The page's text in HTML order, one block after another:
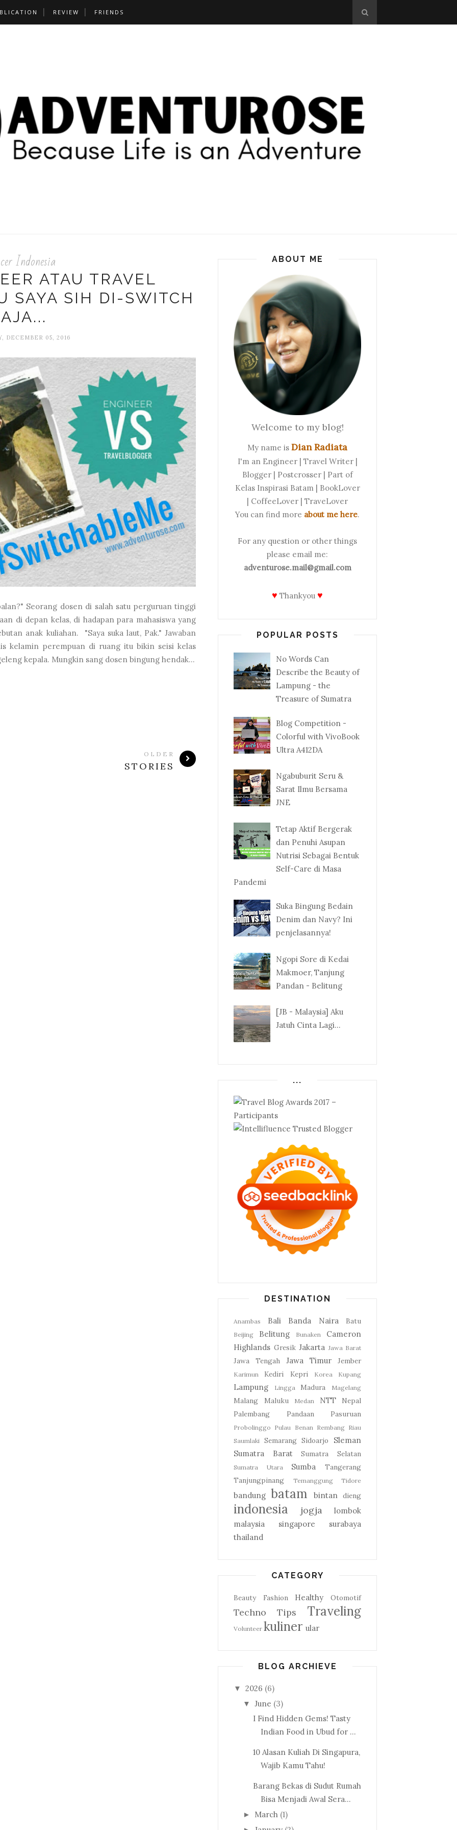
REVIEW FRIENDS
Indonesia
ATAU TRAVEL
SAYA SIH DI-SWITCH
AJA...
DECEMBER 05, 2016
Seorang dosen di salah satu perguruan tinggi
di depan kelas, di hadapan para mahasiswa yang
anak kuliahan. "Saya suka laut, Pak." Jawaban
kelamin perempuan di ruang itu bikin seisi kelas
kepala. Mungkin sang dosen bingung hendak...
OLDER
STORIES
ABOUT ME
Welcome to my blog!
My name is Dian Radiata
I'm an Engineer | Travel Writer |
Blogger | Postcrosser | Part of
Kelas Inspirasi Batam | BookLover
| CoffeeLover | TraveLover
You can find more about me here.
For any question or other things
please email me:
adventurose.mail@gmail.com
♥ Thankyou ♥
POPULAR POSTS
No Words Can
Describe the Beauty of
Lampung - the
Treasure of Sumatra
Blog Competition -
Colorful with VivoBook
Ultra A412DA
Ngabuburit Seru &
Sarat Ilmu Bersama
JNE
Tetap Aktif Bergerak
dan Penuhi Asupan
Nutrisi Sebagai Bentuk
Self-Care di Masa
Pandemi
Suka Bingung Bedain
Denim dan Navy? Ini
penjelasannya!
Ngopi Sore di Kedai
Makmoer, Tanjung
Pandan - Belitung
[JB - Malaysia] Aku
Jatuh Cinta Lagi...
...
DESTINATION
Anambas Bali Banda Naira Batu
Beijing Belitung Bunaken
Cameron
Highlands Gresik Jakarta Jawa Barat
Jawa Tengah Jawa Timur Jember
Karimun Kediri Kepri Korea Kupang
Lampung Lingga Madura Magelang
Malang Maluku Medan NTT
Nepal
Palembang
Pandaan Pasuruan
Probolinggo Pulau Benan Rembang Riau
Saumlaki Semarang Sidoarjo
Sleman
Sumatra Barat
Sumatra Selatan
Sumatra Utara Sumba
Tangerang
Tanjungpinang
Temanggung Tidore
bandung batam bintan dieng
indonesia jogja
lombok
malaysia
singapore
surabaya
thailand
CATEGORY
Beauty Fashion Healthy Otomotif
Techno Tips Traveling
Volunteer kuliner ular
BLOG ARCHIEVE
▼ 2026 (6)
▼ June (3)
I Find Hidden Gems! Tasty
Indian Food in Ubud for ...
10 Alasan Kuliah Di Singapura,
Wajib Kamu Tahu!
Barang Bekas di Sudut Rumah
Bisa Menjadi Awal Sera...
► March (1)